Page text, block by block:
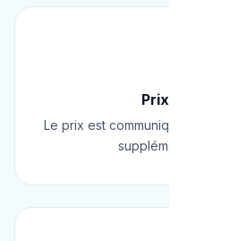
Prix Fixe
Le prix est communiqué AVANT
supplément surprise,